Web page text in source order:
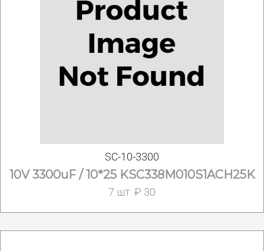
SС-10-3300
10V 3300uF / 10*25 KSC338M010S1ACH25K
7 шт. ₽ 30